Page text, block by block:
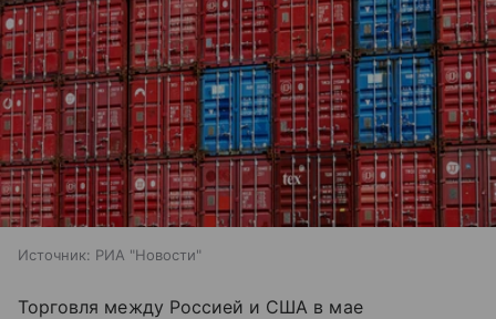
Источник: РИА "Новости"
Торговля между Россией и США в мае